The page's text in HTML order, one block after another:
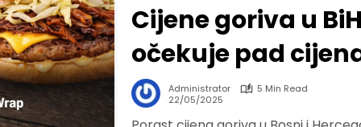
Cijene goriva u
očekuje pad
Administrator
5 Min Read
22/05/2025